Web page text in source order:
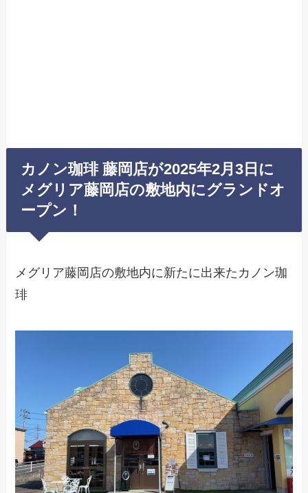
カノン珈琲 藤岡店が2025年2月3日に
メグリア藤岡店の敷地内にグランドオ
ープン！
メグリア藤岡店の敷地内に新たに出来たカノン珈
琲